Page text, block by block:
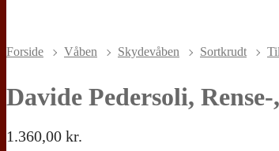
Forside Våben Skydevåben Sortkrudt
Davide Pedersoli,
1.360,00 kr.